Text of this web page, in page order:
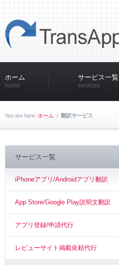
ホーム
home
サービス一覧
services
You are here: ホーム / 翻訳サービス
サービス一覧
iPhoneアプリ/Androidアプリ翻訳
App Store/Google Play説明文翻訳
アプリ登録/申請代行
レビューサイト掲載依頼代行